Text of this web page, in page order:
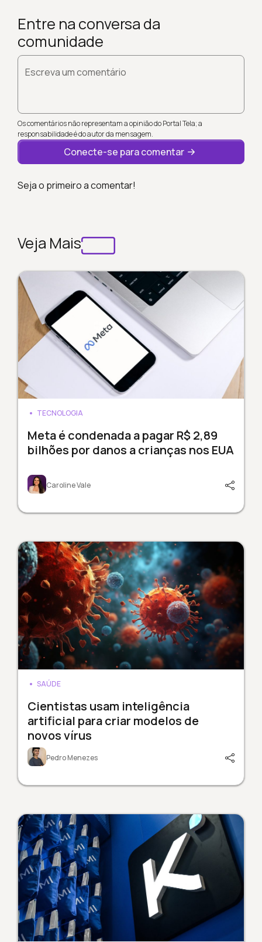
Entre na conversa da
comunidade
Escreva um comentário
Os comentários não representam a opinião do Portal Tela; a
responsabilidade é do autor da mensagem.
Conecte-se para comentar
Seja o primeiro a comentar!
Veja Mais
TECNOLOGIA
Meta é condenada a pagar R$ 2,89
bilhões por danos a crianças nos EUA
Caroline Vale
SAÚDE
Cientistas usam inteligência
artificial para criar modelos de
novos vírus
Pedro Menezes